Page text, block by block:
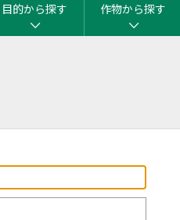
目的から探す 作物から探す